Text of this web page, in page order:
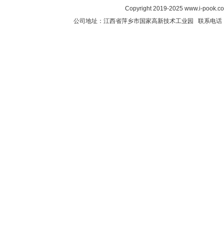
Copyright 2019-2025 www.i-
公司地址：江西省萍乡市国家高新技术工业园 联系